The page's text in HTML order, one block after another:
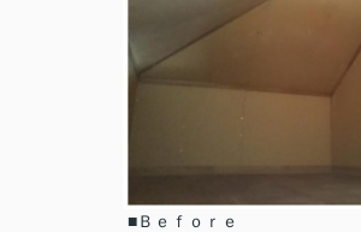
■Ｂｅ